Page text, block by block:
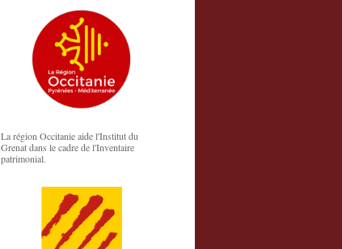
La région Occitanie aide l'Institut du
Grenat dans le cadre de l'Inventaire
patrimonial.